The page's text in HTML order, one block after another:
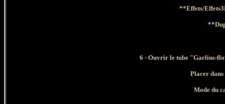
**Effets/
6 - Ouvrir le tube "Garlins-
Placer
Mode du